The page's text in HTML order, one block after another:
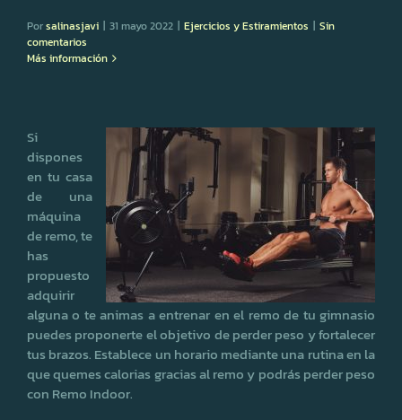
Porsalinasjavi | 31 mayo 2022 | Ejercicios y Estiramientos | Sin
comentarios
Más información
Si
dispones
en tu casa
de una
máquina
de remo, te
has
propuesto
adquirir
alguna o te animas a entrenar en el remo de tu gimnasio
puedes proponerte el objetivo de perder peso y fortalecer
tus brazos. Establece un horario mediante una rutina en la
que quemes calorias gracias al remo y podrás perder peso
con Remo Indoor.